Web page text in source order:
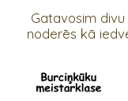
Gatavosim
noderēs kā